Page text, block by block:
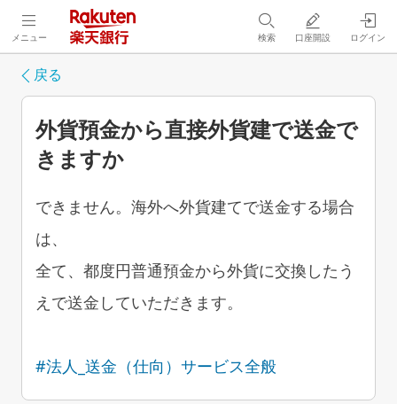
メニュー 検索 口座開設 ログイン
戻る
外貨預金から直接外貨建で送金で
きますか
できません。海外へ外貨建てで送金する場合
は、
全て、都度円普通預金から外貨に交換したう
えで送金していただきます。
#法人_送金（仕向）サービス全般